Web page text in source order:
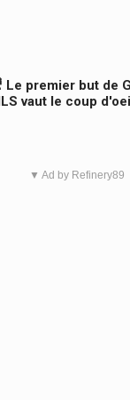
Le premier but de
vaut le coup
▼ Ad by Refinery89